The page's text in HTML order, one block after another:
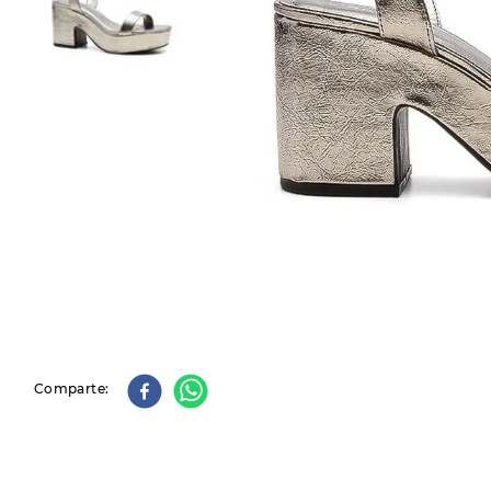
Comparte
9.
slip-ins
10. botas dama